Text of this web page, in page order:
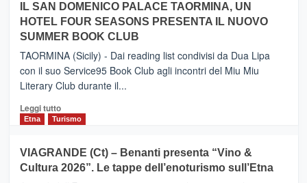
da
Neos
PIEDIMONTE
ETNEO
–
Meta
turistica
privilegiata
secondo
dati
di
Anche
la
IL SAN DOMENICO PALACE TAORMINA, UN
HOTEL FOUR SEASONS PRESENTA IL NUOVO
SUMMER BOOK CLUB
TAORMINA (Sicily) - Dai reading list condivisi da Dua Lipa
con il suo Service95 Book Club agli incontri del Miu Miu
Literary Club durante il...
Leggi tuttoLeggi
di
IL
SAN
Etna Turismo
VIAGRANDE (Ct) – Benanti presenta “Vino &
Cultura 2026”. Le tappe dell’enoturismo sull’Etna